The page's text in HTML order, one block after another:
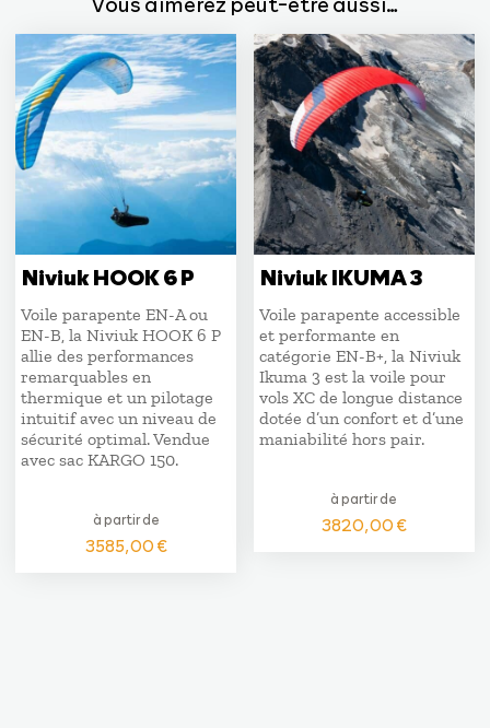
Niviuk HOOK 6 P
Voile parapente EN-A ou
EN-B, la Niviuk HOOK 6 P
allie des performances
remarquables en
thermique et un pilotage
intuitif avec un niveau de
sécurité optimal. Vendue
avec sac KARGO 150.
à partir de
3585,00€
Niviuk IKUMA 3
Voile parapente accessible
et performante en
catégorie EN-B+, la Niviuk
Ikuma 3 est la voile pour
vols XC de longue distance
dotée d’un confort et d’une
maniabilité hors pair.
à partir de
3820,00€